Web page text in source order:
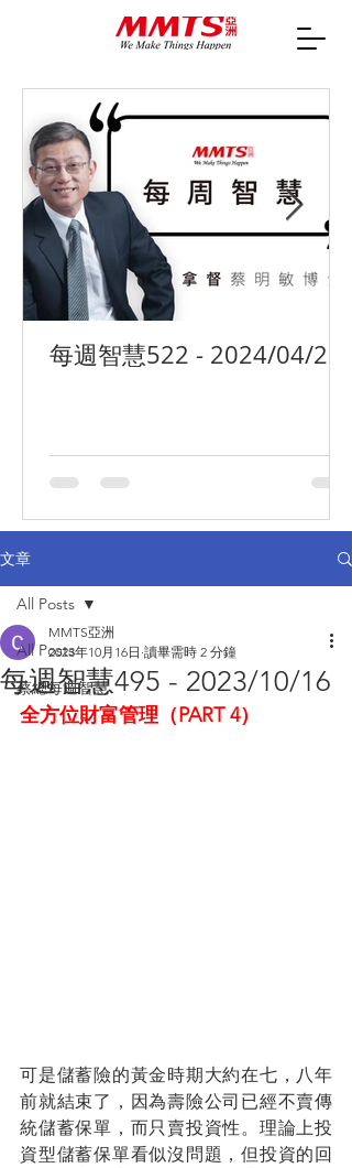
每週智慧522 - 2024/04/29
文章
All Posts
蔡總每週智慧
All Posts
每週智慧495 - 2023/10/16
MMTS亞洲
2023年10月16日 讀畢需時 2 分鐘
全方位財富管理（PART 4）
可是儲蓄險的黃金時期大約在七，八年
前就結束了，因為壽險公司已經不賣傳
統儲蓄保單，而只賣投資性。理論上投
資型儲蓄保單看似沒問題，但投資的回